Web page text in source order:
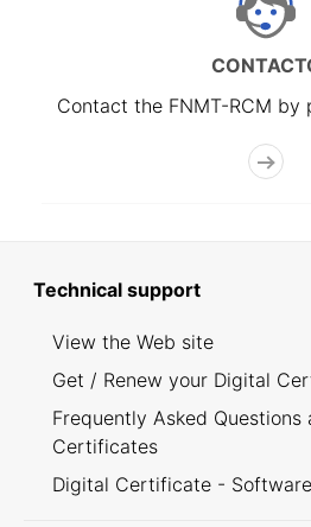
Contact the FNMT-RCM by
Technical support
View the Web site
Get / Renew your Digital
Frequently Asked Questions
Certificates
Digital Certificate -